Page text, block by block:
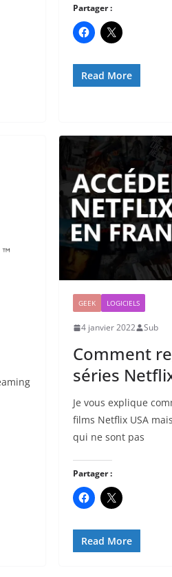
Partager :
Read More
GEEK LOGICIELS
4 janvier 2022 Sub
Comment
séries
Je vous explique
films Netflix USA
qui ne sont pas
Partager :
Read More